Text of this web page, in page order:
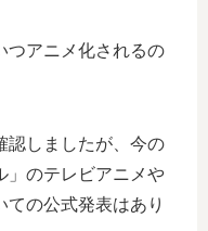
つアニメ化されるの
認しましたが、今の
」のテレビアニメや
ての公式発表はあり